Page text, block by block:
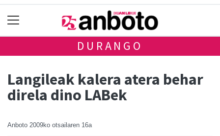
DURANGO
Langileak kalera atera behar
direla dino LABek
Anboto 2009ko otsailaren 16a